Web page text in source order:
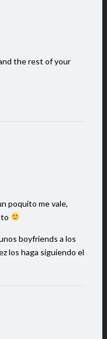
the rest of your
poquito me vale,
boyfriends a los
los haga siguiendo el